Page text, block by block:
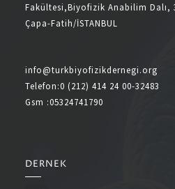
Fakültesi,Biyofizik Anabilim Dalı,
Çapa-Fatih/İSTANBUL
info@turkbiyofizikdernegi.org
Telefon:0 (212) 414 24 00-32483
Gsm :05324741790
DERNEK